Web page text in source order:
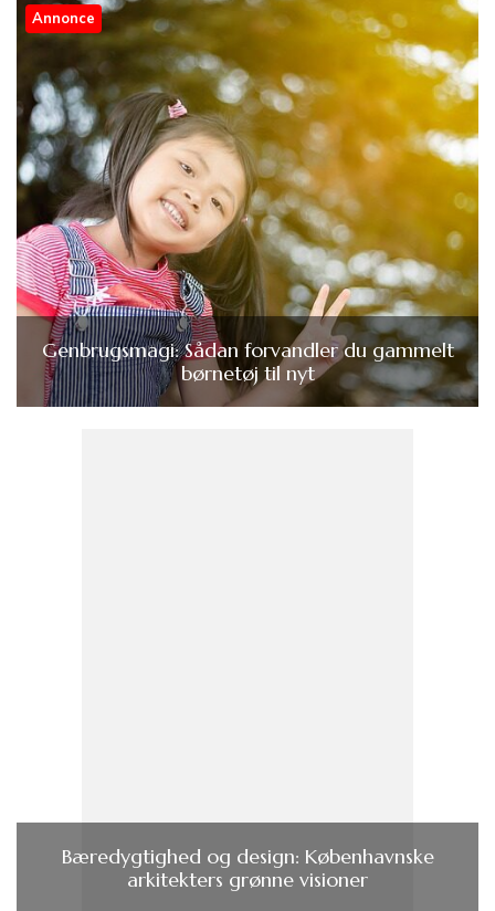
Annonce
Genbrugsmagi: Sådan forvandler du gammelt
børnetøj til nyt
Bæredygtighed og design: Københavnske
arkitekters grønne visioner